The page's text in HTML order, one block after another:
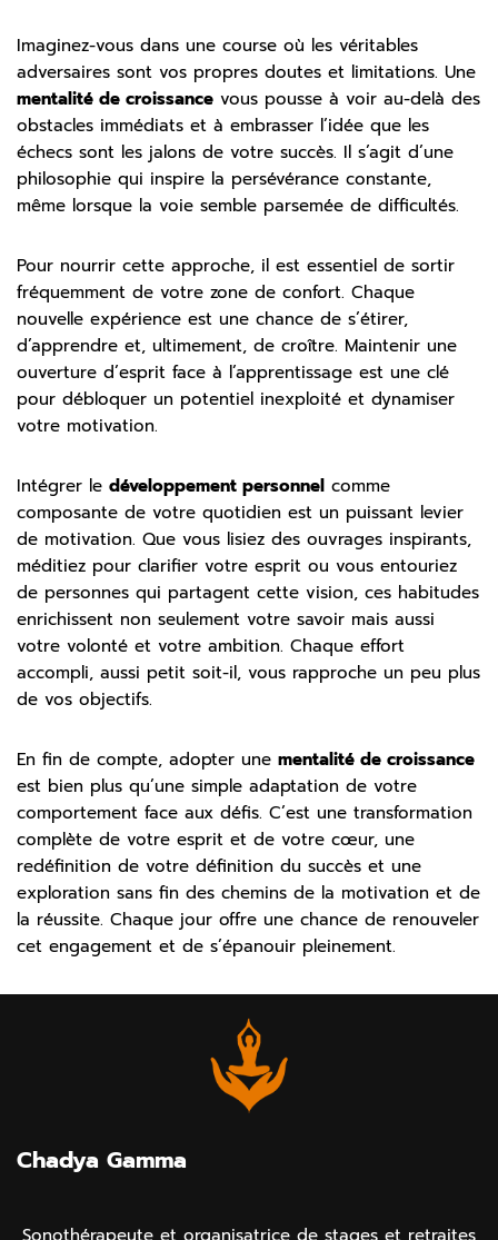
Imaginez-vous dans une course où les véritables
adversaires sont vos propres doutes et limitations. Une
mentalité de croissance vous pousse à voir au-delà des
obstacles immédiats et à embrasser l’idée que les
échecs sont les jalons de votre succès. Il s’agit d’une
philosophie qui inspire la persévérance constante,
même lorsque la voie semble parsemée de difficultés.
Pour nourrir cette approche, il est essentiel de sortir
fréquemment de votre zone de confort. Chaque
nouvelle expérience est une chance de s’étirer,
d’apprendre et, ultimement, de croître. Maintenir une
ouverture d’esprit face à l’apprentissage est une clé
pour débloquer un potentiel inexploité et dynamiser
votre motivation.
Intégrer le développement personnel comme
composante de votre quotidien est un puissant levier
de motivation. Que vous lisiez des ouvrages inspirants,
méditiez pour clarifier votre esprit ou vous entouriez
de personnes qui partagent cette vision, ces habitudes
enrichissent non seulement votre savoir mais aussi
votre volonté et votre ambition. Chaque effort
accompli, aussi petit soit-il, vous rapproche un peu plus
de vos objectifs.
En fin de compte, adopter une mentalité de croissance
est bien plus qu’une simple adaptation de votre
comportement face aux défis. C’est une transformation
complète de votre esprit et de votre cœur, une
redéfinition de votre définition du succès et une
exploration sans fin des chemins de la motivation et de
la réussite. Chaque jour offre une chance de renouveler
cet engagement et de s’épanouir pleinement.
Chadya Gamma